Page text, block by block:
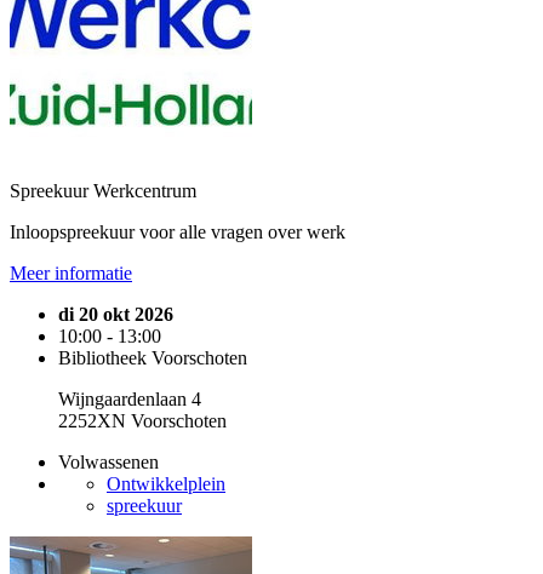
Spreekuur Werkcentrum
Inloopspreekuur voor alle vragen over werk
Meer informatie
di 20 okt 2026
10:00 - 13:00
Bibliotheek Voorschoten
Wijngaardenlaan 4
2252XN Voorschoten
Volwassenen
Ontwikkelplein
spreekuur